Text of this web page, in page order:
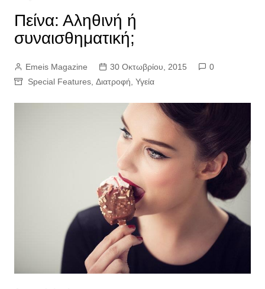
Πείνα: Αληθινή ή
συναισθηματική;
Emeis Magazine 30 Οκτωβρίου, 2015
0
Special Features, Διατροφή Υγεία